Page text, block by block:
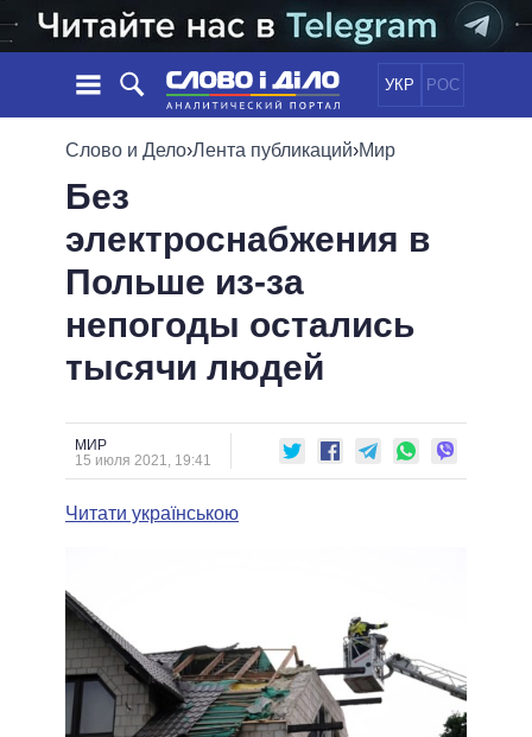
УКР РОС
НОВОСТИ
ЛЕНТА
СОБЫТИЯ
СТАТЬИ
ОБЗОРЫ
ДАЙДЖЕСТЫ
ЭКОНОМИКА
ОБЩЕСТВО
ПОЛИТИКИ
ПРЕЗИДЕНТ И ОФИС
ВЕРХОВНАЯ РАДА
ГЛАВЫ ОБЛАДМИНИСТРАЦИЙ
МЭРЫ
ВСЕ ПЕРСОНЫ
ВИДЕО
СРАВНЕНИЕ ПОЛИТИКОВ
Слово и Дело›Лента публикаций›Мир
Без
электроснабжения в
Польше из-за
непогоды остались
тысячи людей
МИР
15 июля 2021, 19:41
Читати українською